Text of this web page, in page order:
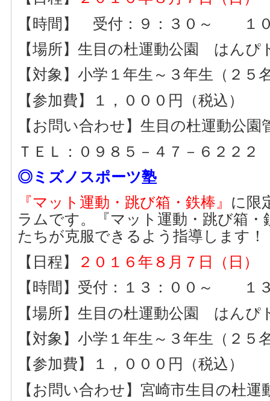
【時間】 受付：９：３０～ １０
【場所】生目の杜運動公園 はんぴ
【対象】小学１年生～３年生（２５
【参加費】１，０００円（税込）
【お問い合わせ】生目の杜運動公園
ＴＥＬ：０９８５－４７－６２２２
◎ミズノスポーツ塾
『マット運動・跳び箱・鉄棒』 に限
ラムです。『マット運動・跳び箱・
たちが克服できるよう指導します！
【日程】
２０１６年８月７日
（日）
【時間】受付：１３：００～ １
【場所】生目の杜運動公園 はんぴ
【対象】小学１年生～３年生（２５
【参加費】１，０００円（税込）
【お問い合わせ】宮崎市生目の杜運